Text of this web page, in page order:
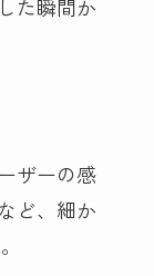
た瞬間か
ザーの感
ど、細か